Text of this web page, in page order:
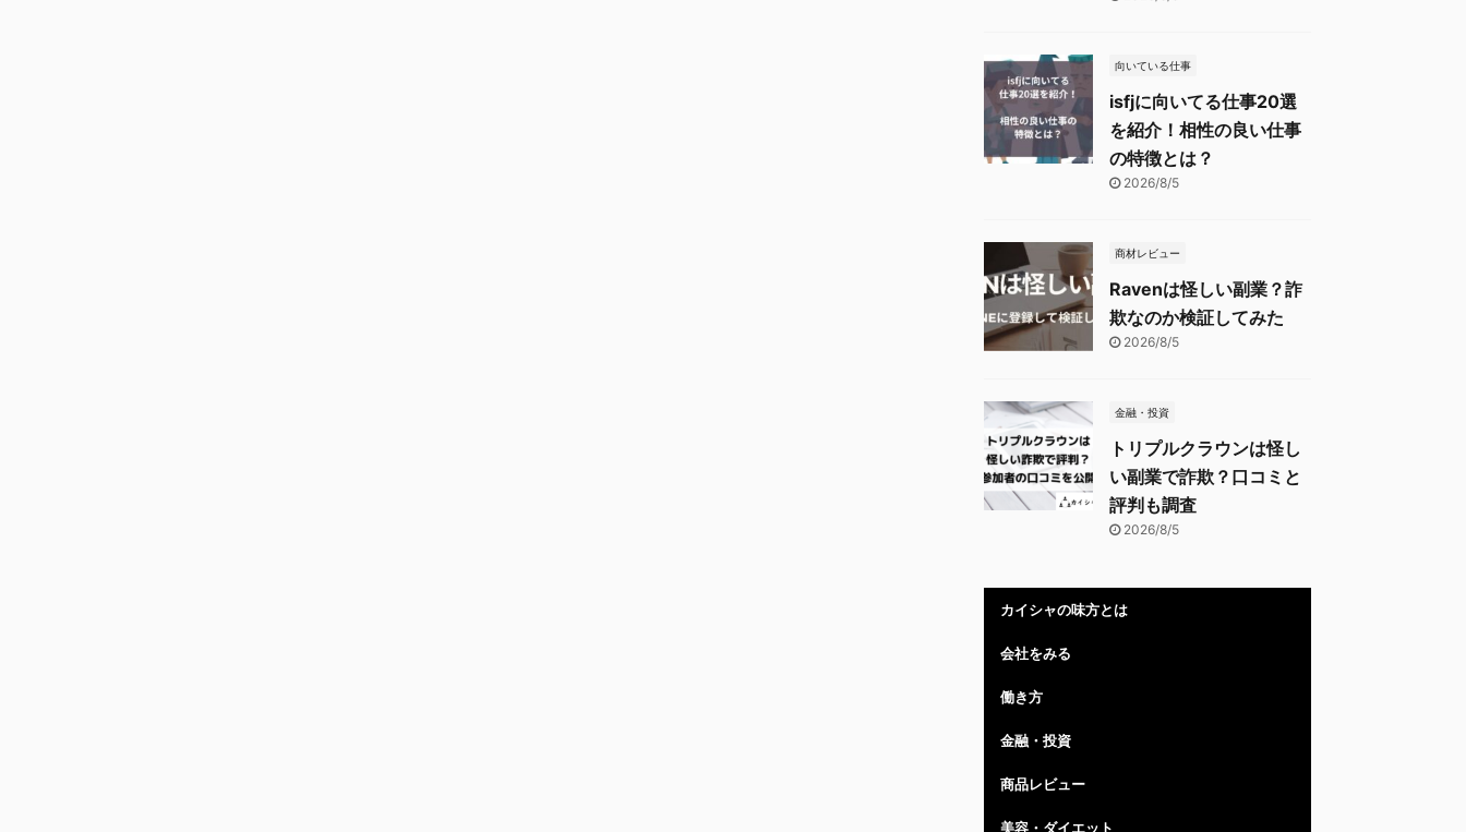
向いている仕事
isfjに向いてる仕事20選
を紹介！相性の良い仕事
の特徴とは？
2026/8/5
商材レビュー
Ravenは怪しい副業？詐
欺なのか検証してみた
2026/8/5
金融・投資
トリプルクラウンは怪し
い副業で詐欺？口コミと
評判も調査
2026/8/5
カイシャの味方とは
会社をみる
働き方
金融・投資
商品レビュー
美容・ダイエット